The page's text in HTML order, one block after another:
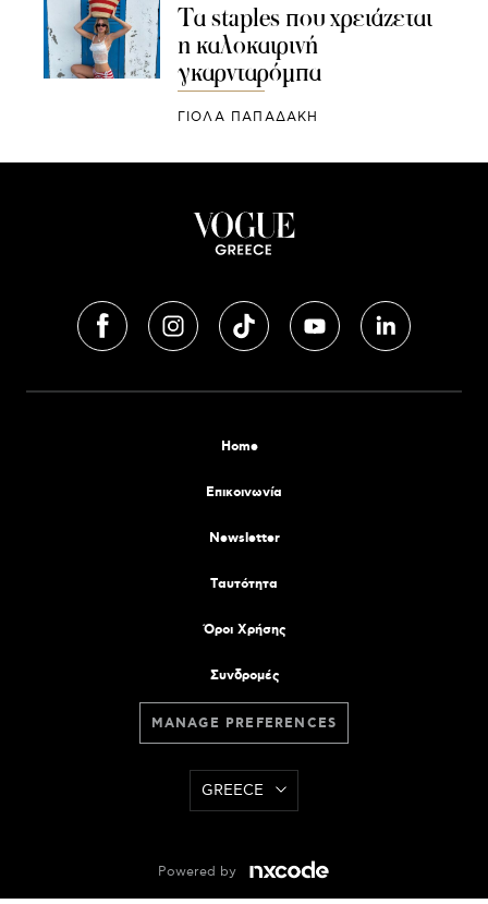
Τα staples που χρειάζεται
η καλοκαιρινή
γκαρνταρόμπα
ΓΙΌΛΑ ΠΑΠΑΔΆΚΗ
Home
Επικοινωνία
Newsletter
Tαυτότητα
Όροι Χρήσης
Συνδρομές
MANAGE PREFERENCES
GREECE
Powered by